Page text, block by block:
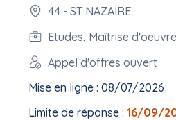
44 - ST NAZAIRE
Etudes, Maîtrise
Appel d'offres ouvert
Mise en ligne : 08/07/2026
Limite de réponse : 16/09/